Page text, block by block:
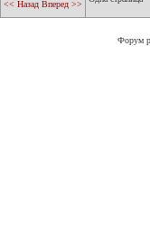
<< Назад Вперед >>
Форум